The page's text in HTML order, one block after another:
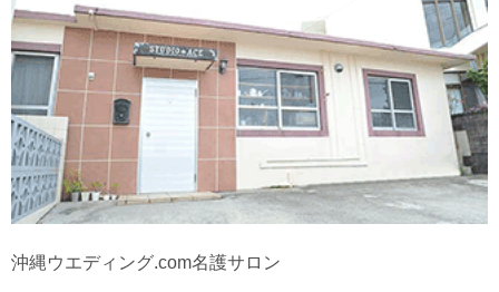
沖縄ウエディング.com名護サロン